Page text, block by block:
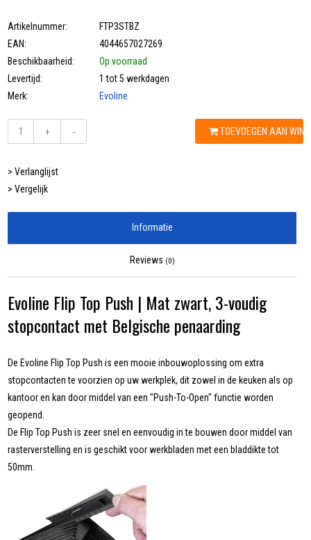
Artikelnummer:
FTP3STBZ
EAN:
4044657027269
Beschikbaarheid:
Op voorraad
Levertijd:
1 tot 5 werkdagen
Merk:
Evoline
+ - TOEVOEGEN AAN
> Verlanglijst
> Vergelijk
Informatie
Reviews (0)
Evoline Flip Top Push | Mat zwart, 3-voudig
stopcontact met Belgische penaarding
De Evoline Flip Top Push is een mooie inbouwoplossing om extra
stopcontacten te voorzien op uw werkplek, dit zowel in de keuken als op
kantoor en kan door middel van een "Push-To-Open" functie worden
geopend.
De Flip Top Push is zeer snel en eenvoudig in te bouwen door middel van
rasterverstelling en is geschikt voor werkbladen met een bladdikte tot
50mm.